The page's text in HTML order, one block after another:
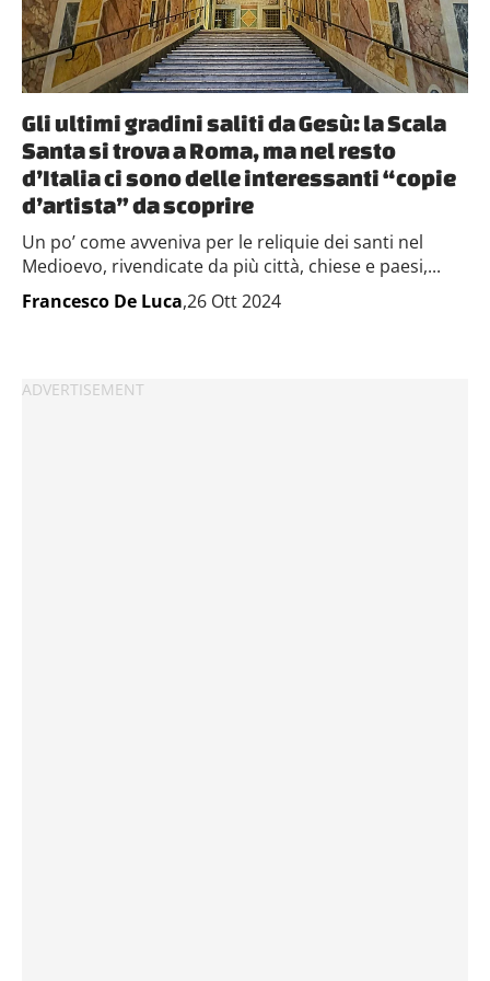
con altre informazioni che hai fornito loro o che hanno
raccolto dal tuo utilizzo dei loro servizi.
Gli ultimi gradini saliti da Gesù: la Scala
Santa si trova a Roma, ma nel resto
d’Italia ci sono delle interessanti “copie
d’artista” da scoprire
Un po’ come avveniva per le reliquie dei santi nel
Medioevo, rivendicate da più città, chiese e paesi,...
Francesco De Luca,26 Ott 2024